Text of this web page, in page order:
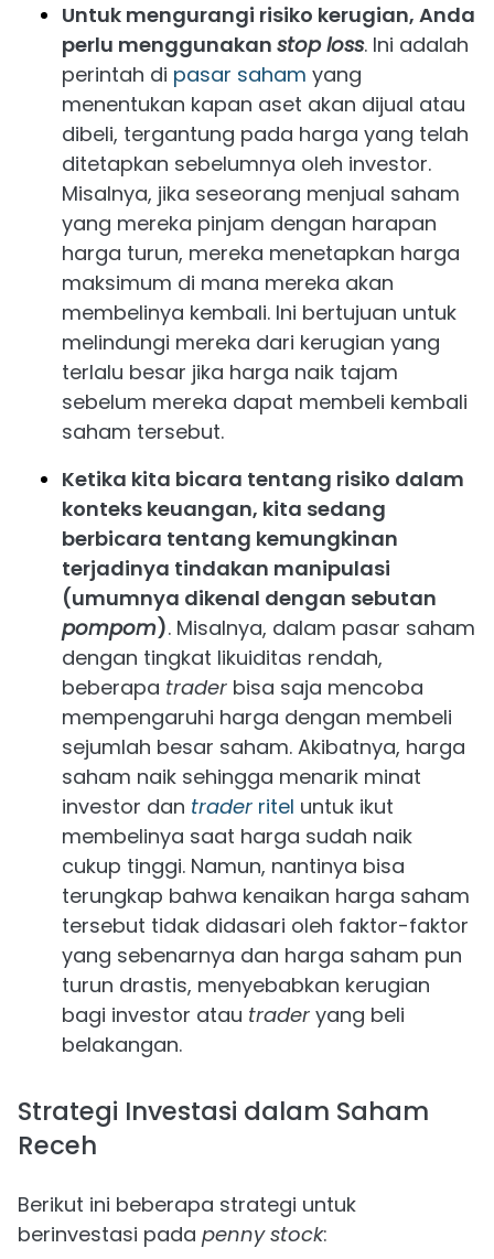
Untuk mengurangi risiko kerugian, Anda
perlu menggunakan stop loss. Ini adalah
perintah di pasar saham yang
menentukan kapan aset akan dijual atau
dibeli, tergantung pada harga yang telah
ditetapkan sebelumnya oleh investor.
Misalnya, jika seseorang menjual saham
yang mereka pinjam dengan harapan
harga turun, mereka menetapkan harga
maksimum di mana mereka akan
membelinya kembali. Ini bertujuan untuk
melindungi mereka dari kerugian yang
terlalu besar jika harga naik tajam
sebelum mereka dapat membeli kembali
saham tersebut.
Ketika kita bicara tentang risiko dalam
konteks keuangan, kita sedang
berbicara tentang kemungkinan
terjadinya tindakan manipulasi
(umumnya dikenal dengan sebutan
pompom). Misalnya, dalam pasar saham
dengan tingkat likuiditas rendah,
beberapa trader bisa saja mencoba
mempengaruhi harga dengan membeli
sejumlah besar saham. Akibatnya, harga
saham naik sehingga menarik minat
investor dan trader ritel untuk ikut
membelinya saat harga sudah naik
cukup tinggi. Namun, nantinya bisa
terungkap bahwa kenaikan harga saham
tersebut tidak didasari oleh faktor-faktor
yang sebenarnya dan harga saham pun
turun drastis, menyebabkan kerugian
bagi investor atau trader yang beli
belakangan.
Strategi Investasi dalam Saham
Receh
Berikut ini beberapa strategi untuk
berinvestasi pada penny stock: